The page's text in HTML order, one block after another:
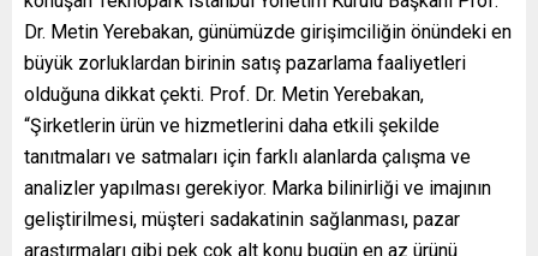
Dr. Metin Yerebakan, günümüzde girişimciliğin önündeki en
büyük zorluklardan birinin satış pazarlama faaliyetleri
olduğuna dikkat çekti. Prof. Dr. Metin Yerebakan,
“Şirketlerin ürün ve hizmetlerini daha etkili şekilde
tanıtmaları ve satmaları için farklı alanlarda çalışma ve
analizler yapılması gerekiyor. Marka bilinirliği ve imajının
geliştirilmesi, müşteri sadakatinin sağlanması, pazar
araştırmaları gibi pek çok alt konu bugün en az ürünü